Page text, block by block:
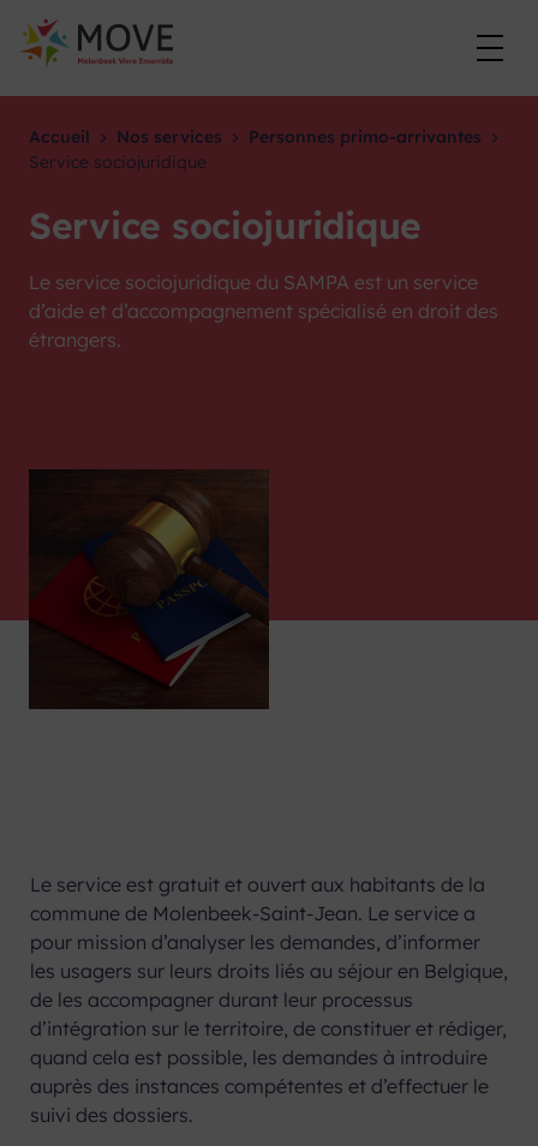
content
Accueil Nos services
Personnes primo-arrivantes
Service sociojuridique
Service sociojuridique
Le service sociojuridique du SAMPA est un service
d’aide et d’accompagnement spécialisé en droit des
étrangers.
Le service est gratuit et ouvert aux habitants de la
commune de Molenbeek-Saint-Jean. Le service a
pour mission d’analyser les demandes, d’informer
les usagers sur leurs droits liés au séjour en Belgique,
de les accompagner durant leur processus
d’intégration sur le territoire, de constituer et rédiger,
quand cela est possible, les demandes à introduire
auprès des instances compétentes et d’effectuer le
suivi des dossiers.